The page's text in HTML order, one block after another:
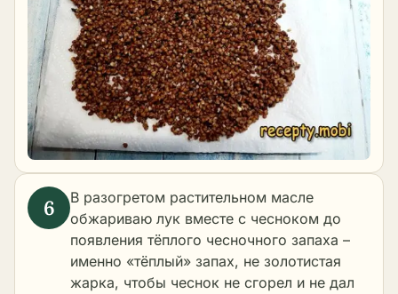
В разогретом растительном масле
обжариваю лук вместе с чесноком до
появления тёплого чесночного запаха –
именно «тёплый» запах, не золотистая
жарка, чтобы чеснок не сгорел и не дал